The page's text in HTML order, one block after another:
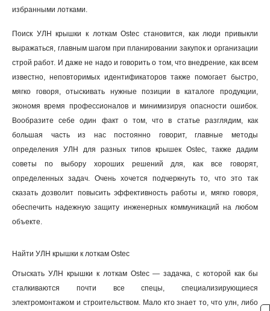
избранными лотками.
Поиск УЛН крышки к лоткам Ostec становится, как люди привыкли
выражаться, главным шагом при планировании закупок и организации
строй работ. И даже не надо и говорить о том, что внедрение, как всем
известно, неповторимых идентификаторов также помогает быстро,
мягко говоря, отыскивать нужные позиции в каталоге продукции,
экономя время профессионалов и минимизируя опасности ошибок.
Вообразите себе один факт о том, что в статье разглядим, как
большая часть из нас постоянно говорит, главные методы
определения УЛН для разных типов крышек Ostec, также дадим
советы по выбору хороших решений для, как все говорят,
определенных задач. Очень хочется подчеркнуть то, что это так
сказать дозволит повысить эффективность работы и, мягко говоря,
обеспечить надежную защиту инженерных коммуникаций на любом
объекте.
Найти УЛН крышки к лоткам Ostec
Отыскать УЛН крышки к лоткам Ostec — задачка, с которой как бы
сталкиваются почти все спецы, специализирующиеся
электромонтажом и строительством. Мало кто знает то, что улн, либо